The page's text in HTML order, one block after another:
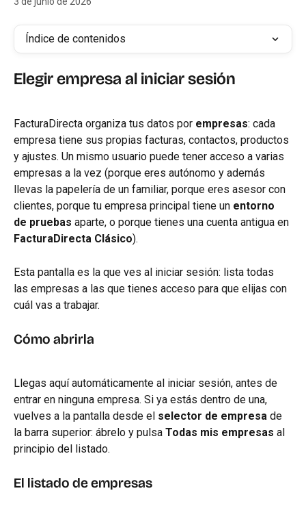
Índice de contenidos
Elegir empresa al iniciar sesión
FacturaDirecta organiza tus datos por empresas: cada
empresa tiene sus propias facturas, contactos, productos
y ajustes. Un mismo usuario puede tener acceso a varias
empresas a la vez (porque eres autónomo y además
llevas la papelería de un familiar, porque eres asesor con
clientes, porque tu empresa principal tiene un entorno
de pruebas aparte, o porque tienes una cuenta antigua en
FacturaDirecta Clásico).
Esta pantalla es la que ves al iniciar sesión: lista todas
las empresas a las que tienes acceso para que elijas con
cuál vas a trabajar.
Cómo abrirla
Llegas aquí automáticamente al iniciar sesión, antes de
entrar en ninguna empresa. Si ya estás dentro de una,
vuelves a la pantalla desde el selector de empresa de
la barra superior: ábrelo y pulsa Todas mis empresas al
principio del listado.
El listado de empresas